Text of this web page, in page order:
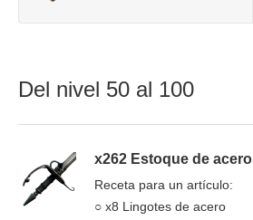
Del nivel 50 al 100
x262 Estoque de acero
Receta para un artículo:
○ x8 Lingotes de acero